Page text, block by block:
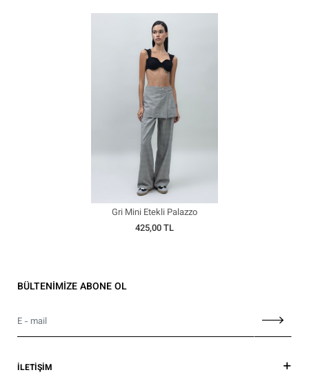
Gri Mini Etekli Palazzo
Pantolon
425,00 TL
BÜLTENİMİZE ABONE OL
İLETİŞİM